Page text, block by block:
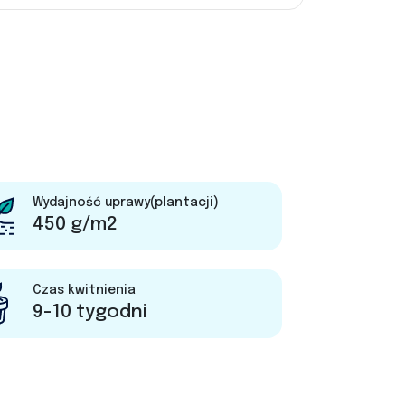
Wydajność uprawy(plantacji)
450 g/m2
Czas kwitnienia
9-10 tygodni